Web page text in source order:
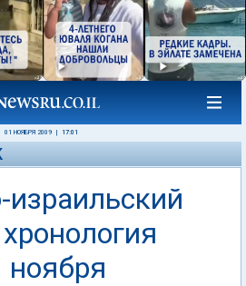
01 НОЯБРЯ 2009 17:01
израильский
ноября